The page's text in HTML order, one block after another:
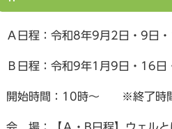
Ａ日程：令和8年9月2日・9日
Ｂ日程：令和9年1月9日・16
開始時間：10時～ ※終了時間